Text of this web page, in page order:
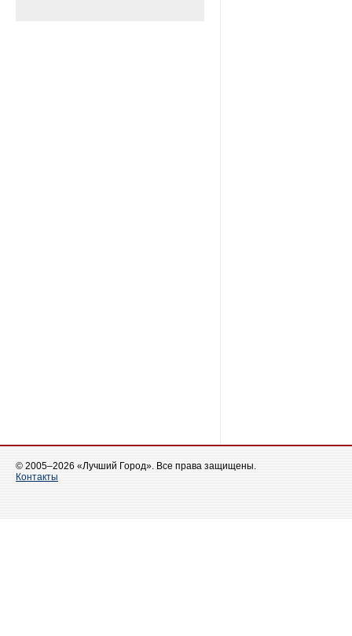
© 2005–2026 «Лучший Город». Все права защищены.
Контакты